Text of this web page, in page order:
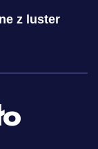
z luster